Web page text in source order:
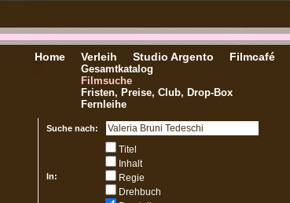
Home Verleih
Gesamtkatalog
Filmsuche
Fristen, Preise, Club, Drop-Box
Fernleihe
Studio Argento Filmcafé
Suche nach:
In:
Titel
Inhalt
Regie
Drehbuch